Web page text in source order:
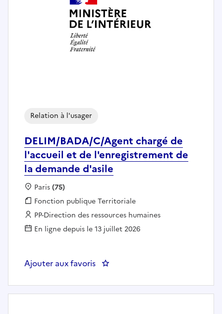
DELIM/BADA/C/Agent chargé de
l'accueil et de l'enregistrement de
la demande d'asile
Relation à l'usager
Localisation :
Paris(75)
Fonction publique :
Fonction publique Territoriale
Employeur :
PP-Direction des ressources humaines
En ligne depuis le 13 juillet 2026
Ajouter aux favoris : DELIM/BADA/C/Agent